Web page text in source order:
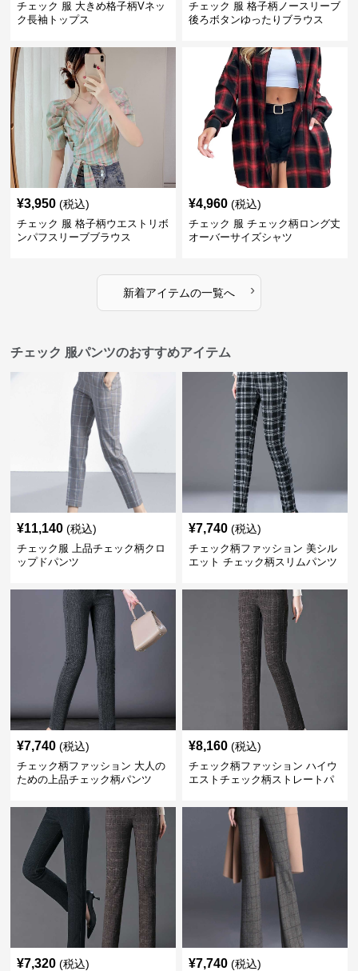
チェック 服 大きめ格子柄Vネッ
ク長袖トップス
チェック 服 格子柄ノースリーブ
後ろボタンゆったりブラウス
¥3,950 (税込)
チェック 服 格子柄ウエストリボ
ンパフスリーブブラウス
¥4,960 (税込)
チェック 服 チェック柄ロング丈
オーバーサイズシャツ
新着アイテムの一覧へ ›
チェック 服パンツのおすすめアイテム
¥11,140 (税込)
チェック服 上品チェック柄クロ
ップドパンツ
¥7,740 (税込)
チェック柄ファッション 美シル
エット チェック柄スリムパンツ
¥7,740 (税込)
チェック柄ファッション 大人の
ための上品チェック柄パンツ
¥8,160 (税込)
チェック柄ファッション ハイウ
エストチェック柄ストレートパ
¥7,320 (税込) ¥7,740 (税込)